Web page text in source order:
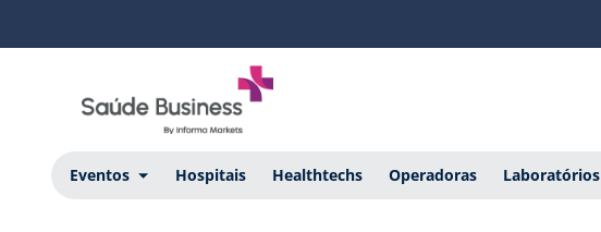
Eventos Hospitais Healthtechs Operadoras Laboratórios